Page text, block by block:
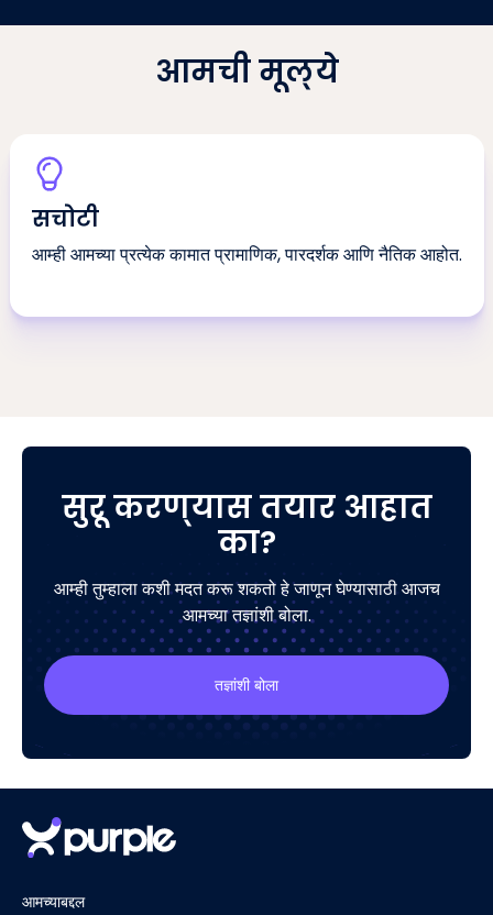
आमची मूल्ये
सचोटी
आम्ही आमच्या प्रत्येक कामात प्रामाणिक, पारदर्शक आणि नैतिक आहोत.
सुरू करण्यास तयार आहात
का?
आम्ही तुम्हाला कशी मदत करू शकतो हे जाणून घेण्यासाठी आजच
आमच्या तज्ञांशी बोला.
तज्ञांशी बोला
आमच्याबद्दल